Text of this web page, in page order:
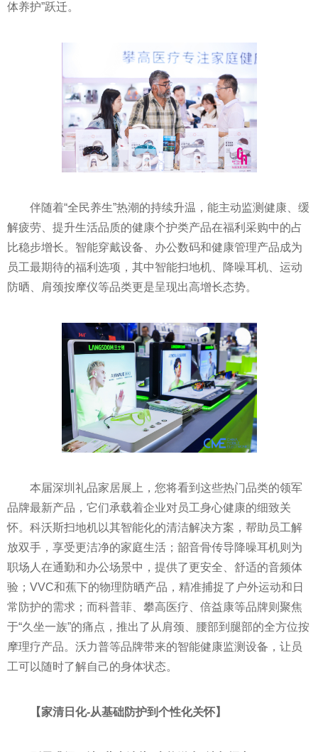
体养护”跃迁。
伴随着“全民养生”热潮的持续升温，能主动监测健康、缓
解疲劳、提升生活品质的健康个护类产品在福利采购中的占
比稳步增长。智能穿戴设备、办公数码和健康管理产品成为
员工最期待的福利选项，其中智能扫地机、降噪耳机、运动
防晒、肩颈按摩仪等品类更是呈现出高增长态势。
本届深圳礼品家居展上，您将看到这些热门品类的领军
品牌最新产品，它们承载着企业对员工身心健康的细致关
怀。科沃斯扫地机以其智能化的清洁解决方案，帮助员工解
放双手，享受更洁净的家庭生活；韶音骨传导降噪耳机则为
职场人在通勤和办公场景中，提供了更安全、舒适的音频体
验；VVC和蕉下的物理防晒产品，精准捕捉了户外运动和日
常防护的需求；而科普菲、攀高医疗、倍益康等品牌则聚焦
于“久坐一族”的痛点，推出了从肩颈、腰部到腿部的全方位按
摩理疗产品。沃力普等品牌带来的智能健康监测设备，让员
工可以随时了解自己的身体状态。
【家清日化-从基础防护到个性化关怀】